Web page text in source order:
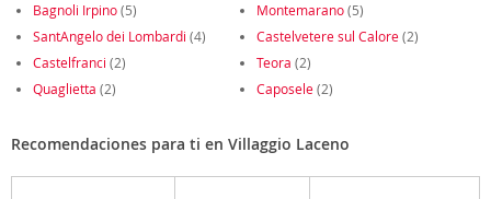
Bagnoli Irpino(5) Montemarano(5)
SantAngelo dei Lombardi (4) Castelvetere sul Calore(2)
Castelfranci (2) Teora (2)
Quaglietta (2) Caposele(2)
Recomendaciones para ti en Villaggio Laceno